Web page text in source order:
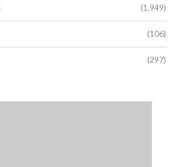
(1.949)
(106)
(297)